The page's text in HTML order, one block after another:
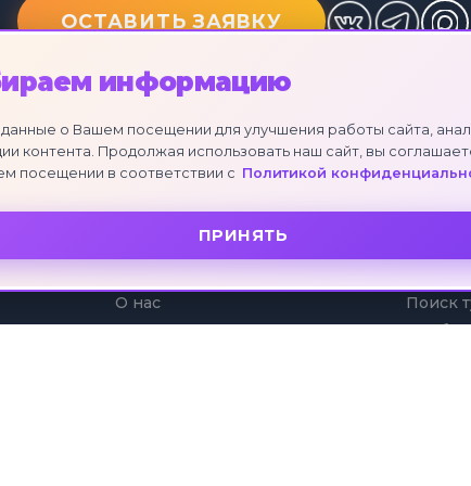
ОСТАВИТЬ ЗАЯВКУ
О КОМПАНИИ
О нас
Отзывы клиентов
Поиск
Подбор
информацию
о Вашем посещении для улучшения работы сайта,
контента. Продолжая использовать наш сайт, вы
посещении в соответствии с Политикой
ПРИНЯТЬ